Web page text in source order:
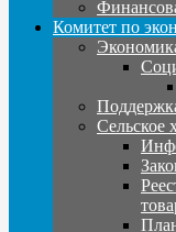
Комитет по
Сельское